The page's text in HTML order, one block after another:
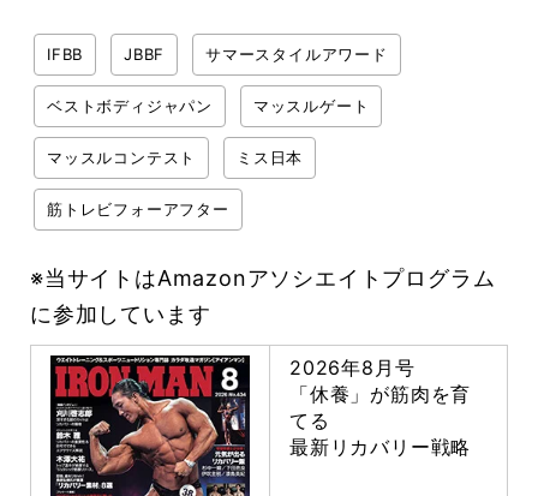
IFBB JBBF サマースタイルアワード
ベストボディジャパン マッスルゲート
マッスルコンテスト ミス日本
筋トレビフォーアフター
※当サイトはAmazonアソシエイトプログラム
に参加しています
2026年8月号
「休養」が筋肉を育
てる
最新リカバリー戦略